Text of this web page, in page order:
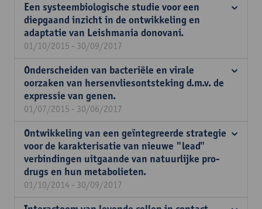
Een systeembiologische studie voor een
diepgaand inzicht in de ontwikkeling en
adaptatie van Leishmania donovani.
01/10/2015 - 30/09/2017
Onderscheiden van bacteriële en virale
oorzaken van hersenvliesontsteking d.m.v. de
expressie van genen.
01/07/2015 - 30/06/2017
Ontwikkeling van een geïntegreerde strategie
voor de karakterisatie van nieuwe "lead"
verbindingen uitgaande van natuurlijke pro-
drugs en hun metabolieten.
01/10/2014 - 30/09/2017